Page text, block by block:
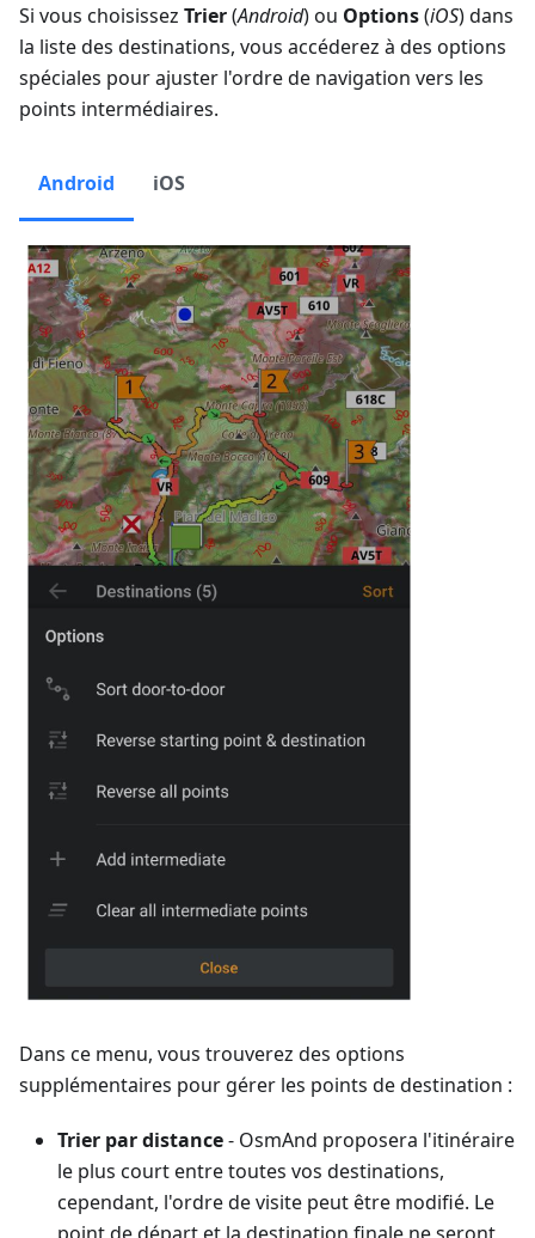
Si vous choisissez Trier(Android) ou Options(iOS) dans
la liste des destinations, vous accéderez à des options
spéciales pour ajuster l'ordre de navigation vers les
points intermédiaires.
Android iOS
Dans ce menu, vous trouverez des options
supplémentaires pour gérer les points de destination :
Trier par distance- OsmAnd proposera l'itinéraire
le plus court entre toutes vos destinations,
cependant, l'ordre de visite peut être modifié. Le